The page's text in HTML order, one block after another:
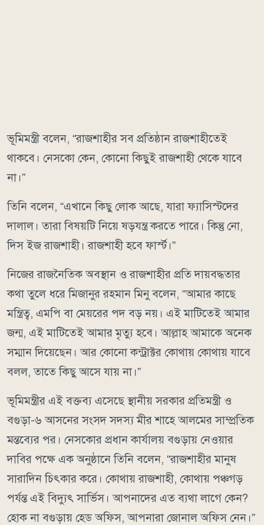
ভূমিমন্ত্রী বলেন, “রাজশাহীর সব প্রতিষ্ঠান রাজশাহীতেই
থাকবে। নেসকো কেন, কোনো কিছুই রাজশাহী থেকে যাবে
না।”
তিনি বলেন, “এখানে কিছু লোক আছে, যারা ফ্যাসিস্টদের
দালাল। তারা বিষয়টি নিয়ে ষড়যন্ত্র করতে পারে। কিন্তু নো,
দিস ইজ রাজশাহী। রাজশাহী হবে ফার্স্ট।”
নিজের রাজনৈতিক অবস্থান ও রাজশাহীর প্রতি দায়বদ্ধতার
কথা তুলে ধরে মিজানুর রহমান মিনু বলেন, “আমার কাছে
মন্ত্রিত্ব, এমপি বা মেয়রের পদ বড় নয়। এই মাটিতেই আমার
জন্ম, এই মাটিতেই আমার মৃত্যু হবে। আল্লাহ আমাকে অনেক
সম্মান দিয়েছেন। আর কোনো কন্ট্রাক্টর কোথায় কোথায় যাবে
বলল, তাতে কিছু আসে যায় না।”
ভূমিমন্ত্রীর এই বক্তব্য এসেছে স্থানীয় সরকার প্রতিমন্ত্রী ও
বগুড়া-৬ আসনের সংসদ সদস্য মীর শাহে আলমের সাম্প্রতিক
মন্তব্যের পর। নেসকোর প্রধান কার্যালয় বগুড়ায় নেওয়ার
দাবির পক্ষে এক অনুষ্ঠানে তিনি বলেন, “রাজশাহীর মানুষ
সারাদিন চিৎকার করে। কোথায় রাজশাহী, কোথায় পঞ্চগড়
পর্যন্ত এই বিদ্যুৎ সার্ভিস। আপনাদের এত ব্যথা লাগে কেন?
হোক না বগুড়ায় হেড অফিস, আপনারা জোনাল অফিস নেন।”